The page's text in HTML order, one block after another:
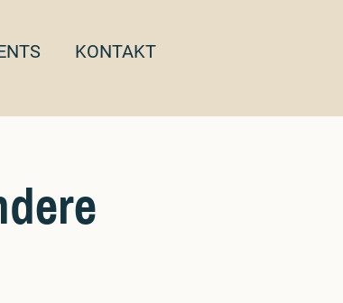
KONTAKT